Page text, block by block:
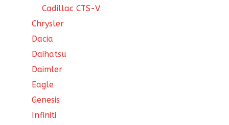
Cadillac CTS-V
Chrysler
Dacia
Daihatsu
Daimler
Eagle
Genesis
Infiniti